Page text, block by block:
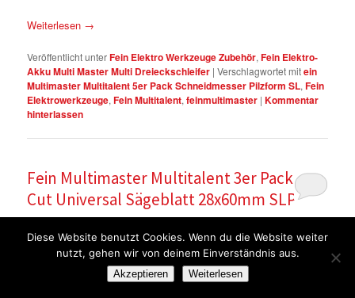
Weiterlesen →
Veröffentlicht unterFein Elektro Werkzeuge Zubehör,Fein Elektro-
Akku Multi Master Multi Dreieckschleifer |Verschlagwortet mitein
Multimaster Multitalent 5er Pack Schneidmesser Pilzform SL,Fein
Elektrowerkzeuge,Fein Multitalent,feinmultimaster |Kommentar
hinterlassen
Fein Multimaster Multitalent 3er Pack E-
Cut Universal Sägeblatt 28x60mm SLP
Original Fein Zubehör-Nachbezug, für Fein Oszillierer
Multimaster-Multitalent, 3er Pack E-Cut Universal Sägeblatt,
Diese Website benutzt Cookies. Wenn du die Website weiter
nutzt, gehen wir von deinem Einverständnis aus.
Akzeptieren Weiterlesen